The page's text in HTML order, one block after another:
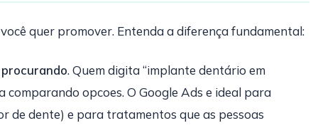
quer promover. Entenda a diferença fundamental:
. Quem digita “implante dentário em
comparando opcoes. O Google Ads e ideal para
de dente) e para tratamentos que as pessoas